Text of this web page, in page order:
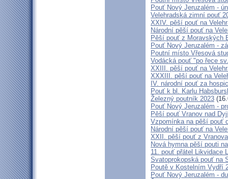
Pouť Nový Jeruzalém -
Velehradská zimní pouť
XXIV. pěší pouť na
Národní pěší pouť na
Pěší pouť z Moravských
Pouť Nový Jeruzalém -
Poutní místo Vřesová
Vodácká pouť "po řece
XXIII. pěší pouť na
XXXIII. pěší pouť na
IV. národní pouť za
Pouť k bl. Karlu
Železný poutník 2023
Pouť Nový Jeruzalém -
Pěší pouť Vranov nad
Vzpomínka na pěší pouť
Národní pěší pouť na
XXII. pěší pouť z
Nová hymna pěší pouti
11. pouť přátel Likvidace
Svatoprokopská pouť na
Poutě v Kostelním Vydří
Pouť Nový Jeruzalém -